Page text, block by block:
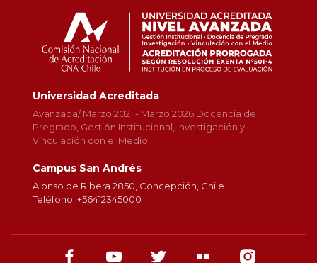
Universidad Acreditada
Avanzada/ Marzo 2021 - Marzo 2026 Docencia de
Pregrado, Gestión Institucional, Investigación y
Vinculación con el Medio.
Campus San Andrés
Alonso de Ribera 2850, Concepción, Chile
Teléfono: +56412345000